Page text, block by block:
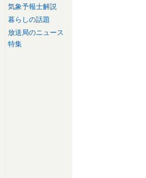
気象予報士解説
暮らしの話題
放送局のニュース
特集